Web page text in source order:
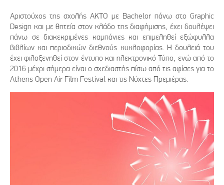
Αριστούχος της σχολής ΑΚΤΟ με Bachelor πάνω στο Graphic
Design και με θητεία στον κλάδο της διαφήμισης, έχει δουλέψει
πάνω σε διακεκριμένες καμπάνιες και επιμεληθεί εξώφυλλα
βιβλίων και περιοδικών διεθνούς κυκλοφορίας. Η δουλειά του
έχει φιλοξενηθεί στον έντυπο και ηλεκτρονικό Τύπο, ενώ από το
2016 μέχρι σήμερα είναι ο σχεδιαστής πίσω από τις αφίσες για το
Athens Open Air Film Festival και τις Νύχτες Πρεμιέρας.